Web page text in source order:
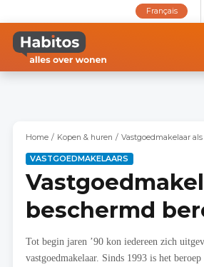
naar
inhoud
gaan
Français
Home Kopen & huren Vastgoedmakelaar
VASTGOEDMAKELAARS
beschermd
Tot begin jaren ’90 kon iedereen zich
vastgoedmakelaar. Sinds 1993 is het